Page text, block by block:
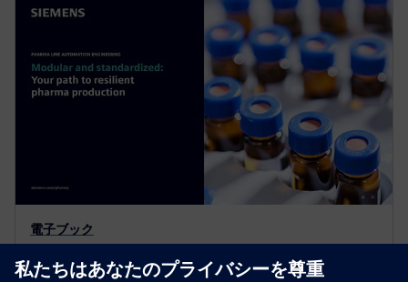
電子ブック
レジリエントな医薬品生産への道